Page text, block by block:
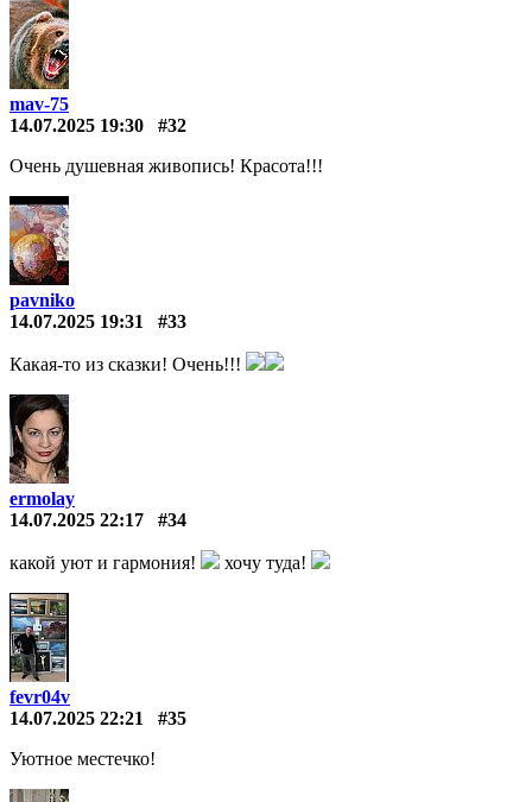
mav-75
14.07.2025 19:30
#32
Очень душевная живопись! Красота!!!
pavniko
14.07.2025 19:31
#33
Какая-то из сказки! Очень!!!
ermolay
14.07.2025 22:17
#34
какой уют и гармония! хочу туда!
fevr04v
14.07.2025 22:21
#35
Уютное местечко!